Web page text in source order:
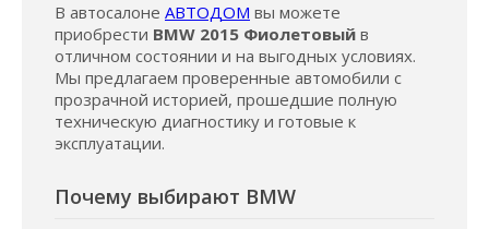
В автосалоне АВТОДОМ вы можете
приобрести BMW 2015 Фиолетовый в
отличном состоянии и на выгодных условиях.
Мы предлагаем проверенные автомобили с
прозрачной историей, прошедшие полную
техническую диагностику и готовые к
эксплуатации.
Почему выбирают BMW